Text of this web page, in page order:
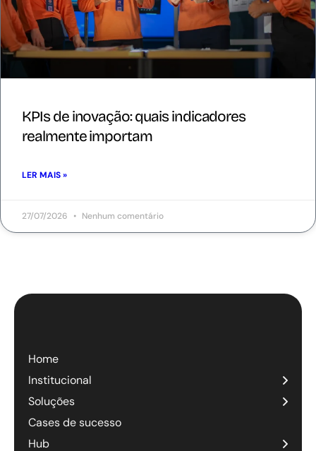
KPIs de inovação: quais indicadores
realmente importam
LER MAIS »
27/07/2026 Nenhum comentário
Home
Institucional
Soluções
Cases de sucesso
Hub